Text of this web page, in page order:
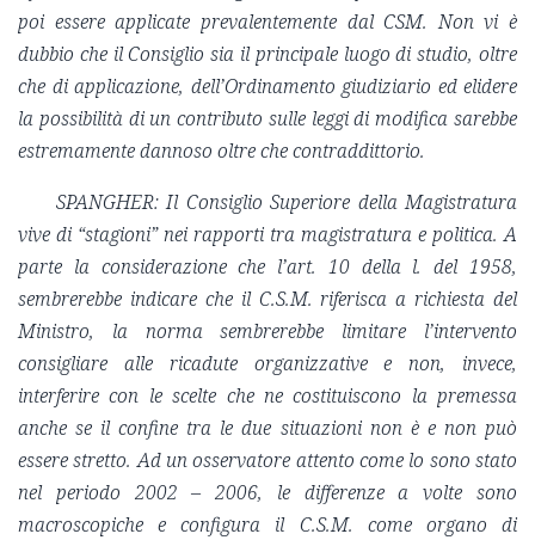
poi essere applicate prevalentemente dal CSM. Non vi è
dubbio che il Consiglio sia il principale luogo di studio, oltre
che di applicazione, dell’Ordinamento giudiziario ed elidere
la possibilità di un contributo sulle leggi di modifica sarebbe
estremamente dannoso oltre che contraddittorio.
SPANGHER: Il Consiglio Superiore della Magistratura
vive di “stagioni” nei rapporti tra magistratura e politica. A
parte la considerazione che l’art. 10 della l. del 1958,
sembrerebbe indicare che il C.S.M. riferisca a richiesta del
Ministro, la norma sembrerebbe limitare l’intervento
consigliare alle ricadute organizzative e non, invece,
interferire con le scelte che ne costituiscono la premessa
anche se il confine tra le due situazioni non è e non può
essere stretto. Ad un osservatore attento come lo sono stato
nel periodo 2002 – 2006, le differenze a volte sono
macroscopiche e configura il C.S.M. come organo di